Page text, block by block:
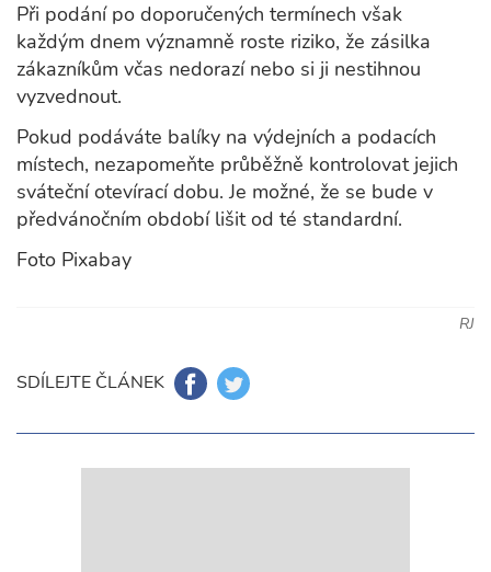
Při podání po doporučených termínech však
každým dnem významně roste riziko, že zásilka
zákazníkům včas nedorazí nebo si ji nestihnou
vyzvednout.
Pokud podáváte balíky na výdejních a podacích
místech, nezapomeňte průběžně kontrolovat jejich
sváteční otevírací dobu. Je možné, že se bude v
předvánočním období lišit od té standardní.
Foto Pixabay
RJ
SDÍLEJTE ČLÁNEK